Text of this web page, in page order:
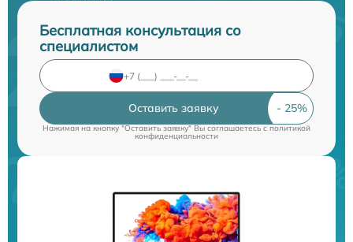
Бесплатная консультация со
специалистом
Оставить заявку
Нажимая на кнопку "Оставить заявку" Вы соглашаетесь cполитикой
конфиденциальности